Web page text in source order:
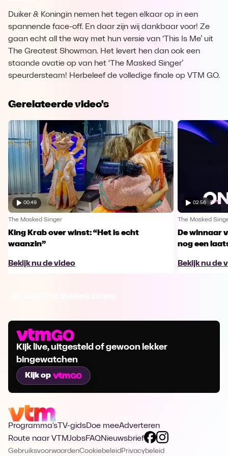
Duiker & Koningin nemen het tegen elkaar op in een
spannende face-off. En daar zijn wij dankbaar voor! Ze
gaan echt all the way met hun versie van ‘This Is Me’ uit
The Greatest Showman. Het levert hen dan ook een
staande ovatie op van het ‘The Masked Singer’
speurdersteam! Herbeleef de volledige finale op VTM GO.
Gerelateerde video's
00:49
The Masked Singer
King Krab over winst: “Het is echt
waanzin”
Bekijk nu de video
02:56
The Masked
De winnaar
nog een
Bekijk nu de
Kijk live, uitgesteld of gewoon lekker
bingewatchen
Kijk op
Programma's TV-gidsDoe meeAdverteren
Route naar VTMJobsFAQNieuwsbrief
GebruiksvoorwaardenCookiebeleid Privacybeleid